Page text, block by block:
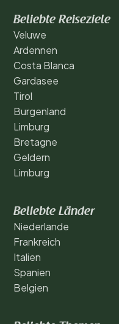
Beliebte Reiseziele
Veluwe
Ardennen
Costa Blanca
Gardasee
Tirol
Burgenland
Limburg
Bretagne
Geldern
Limburg
Beliebte Länder
Niederlande
Frankreich
Italien
Spanien
Belgien